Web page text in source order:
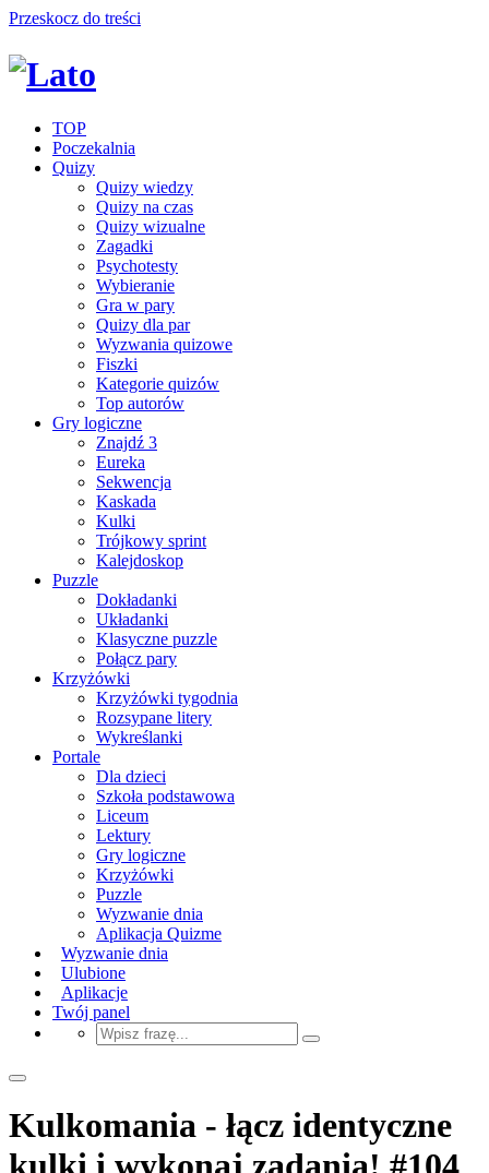
Przeskocz do treści
TOP
Poczekalnia
Quizy
Quizy wiedzy
Quizy na czas
Quizy wizualne
Zagadki
Psychotesty
Wybieranie
Gra w pary
Quizy dla par
Wyzwania quizowe
Fiszki
Kategorie quizów
Top autorów
Gry logiczne
Znajdź 3
Eureka
Sekwencja
Kaskada
Kulki
Trójkowy sprint
Kalejdoskop
Puzzle
Dokładanki
Układanki
Klasyczne puzzle
Połącz pary
Krzyżówki
Krzyżówki tygodnia
Rozsypane litery
Wykreślanki
Portale
Dla dzieci
Szkoła podstawowa
Liceum
Lektury
Gry logiczne
Krzyżówki
Puzzle
Wyzwanie dnia
Aplikacja Quizme
Wyzwanie dnia
Ulubione
Aplikacje
Twój panel
Kulkomania - łącz identyczne